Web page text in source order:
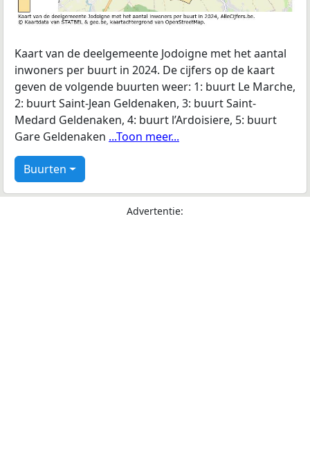
Kaart van de deelgemeente Jodoigne met het aantal
inwoners per buurt in 2024. De cijfers op de kaart
geven de volgende buurten weer: 1: buurt Le Marche,
2: buurt Saint-Jean Geldenaken, 3: buurt Saint-
Medard Geldenaken, 4: buurt l’Ardoisiere, 5: buurt
Gare Geldenaken ...Toon meer...
Buurten
Advertentie: